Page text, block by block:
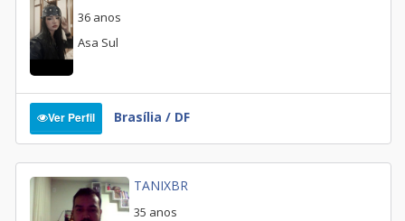
36 anos
Asa Sul
Ver Perfil Brasília / DF
TANIXBR
35 anos